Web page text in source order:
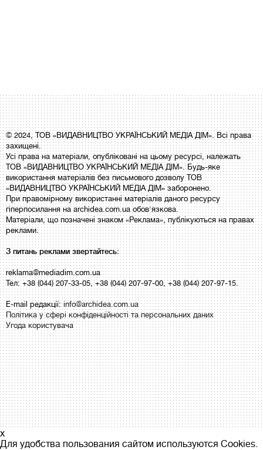
© 2024, ТОВ «ВИДАВНИЦТВО УКРАЇНСЬКИЙ МЕДІА ДІМ». Всі права
захищені.
Усі права на матеріали, опубліковані на цьому ресурсі, належать
ТОВ «ВИДАВНИЦТВО УКРАЇНСЬКИЙ МЕДІА ДІМ». Будь-яке
використання матеріалів без письмового дозволу ТОВ
«ВИДАВНИЦТВО УКРАЇНСЬКИЙ МЕДІА ДІМ» заборонено.
При правомірному використанні матеріалів даного ресурсу
гіперпосилання на archidea.com.ua обов'язкова.
Матеріали, що позначені знаком «Реклама», публікуються на правах
реклами.
З питань реклами звертайтесь:
reklama@mediadim.com.ua
Тел: +38 (044) 207-33-05, +38 (044) 207-97-00, +38 (044) 207-97-15.
E-mail редакції:info@archidea.com.ua
Політика у сфері конфіденційності та персональних даних
Угода користувача
x
Для удобства пользования сайтом используются Cookies.